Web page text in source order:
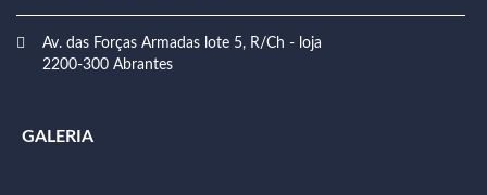
Av. das Forças Armadas lote 5, R/Ch - loja
2200-300 Abrantes
GALERIA